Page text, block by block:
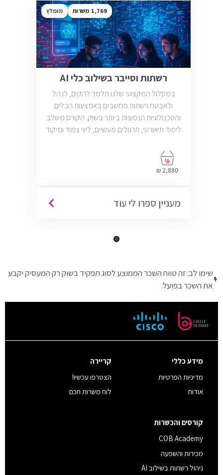
1,769 מומלץ
רשתות וסייבר בשילוב כלי AI
במסלול המקצועי שלנו תלמד להקים, לנהל
ולאבטח רשתות מחשבים באמצעות הכלים
והטכנולוגיות הנפוצות ביותר בשוק. הקורס משלב
לימוד תיאורטי, תרגולים מעשיים, ליווי צמוד ומיקוד
2,880 ₪
מעניין ספרו לי עוד
שימו לב: זה טווח השכר הממוצע לסוג תפקיד בשוק רק המעסיק יקבע
את השכר בפועל.
מידע כללי
מדיניות הפרטיות
אודות
קריירה
הצטרפו עכשיו!
לוח משרות חכם
קורסים והכשרות
COB Academy
מכירות והשפעה
ניהול רשתות בשילוב AI